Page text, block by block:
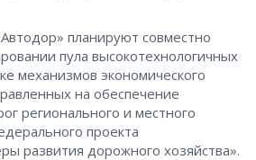
планируют совместно
пула высокотехнологичных
механизмов экономического
на обеспечение
регионального и местного
проекта
развития дорожного хозяйства».